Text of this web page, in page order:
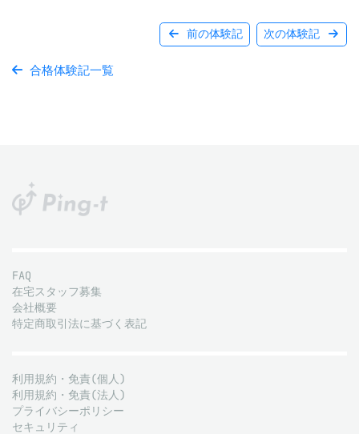
前の体験記 次の体験記
合格体験記一覧
FAQ
在宅スタッフ募集
会社概要
特定商取引法に基づく表記
利用規約・免責(個人)
利用規約・免責(法人)
プライバシーポリシー
セキュリティ